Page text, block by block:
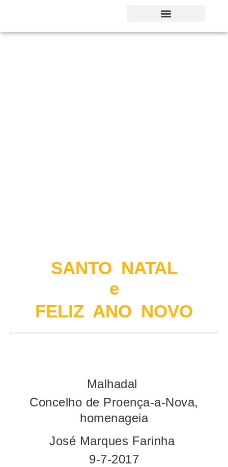
SANTO NATAL
e
FELIZ ANO NOVO
Malhadal
Concelho de Proença-a-Nova,
homenageia
José Marques Farinha
9-7-2017